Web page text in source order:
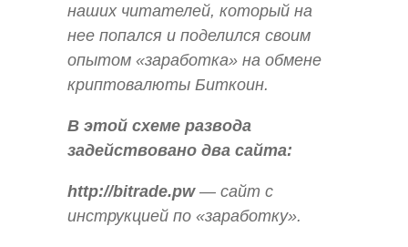
наших читателей, который на
нее попался и поделился своим
опытом «заработка» на обмене
криптовалюты Биткоин.
В этой схеме развода
задействовано два сайта:
http://bitrade.pw— сайт с
инструкцией по «заработку».